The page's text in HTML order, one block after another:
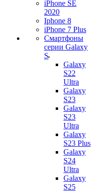
iPhone SE
2020
Iphone 8
iPhone 7 Plus
Смартфоны
серии Galaxy
S
Galaxy
S22
Ultra
Galaxy
S23
Galaxy
S23
Ultra
Galaxy
S23 Plus
Galaxy
S24
Ultra
Galaxy
S25